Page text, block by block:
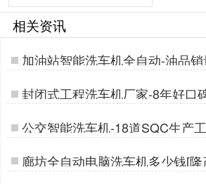
相关资讯
加油站智能洗车机全自动-油品
提升[隆茂鑫晟]…
封闭式工程洗车机厂家-8年好口
经验[隆茂鑫晟]…
公交智能洗车机-18道SQC生产
茂鑫晟]…
廊坊全自动电脑洗车机多少钱[隆
…